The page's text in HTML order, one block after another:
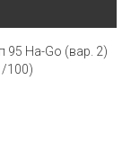
95 Ha-Go (вар. 2)
100)